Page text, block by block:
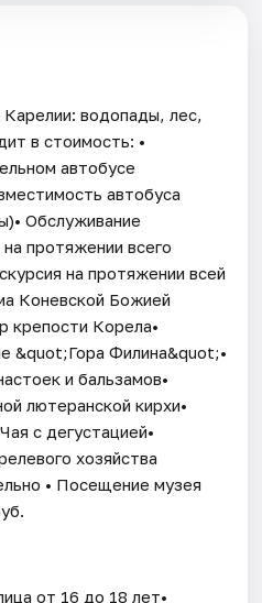
водопады, лес,
в стоимость: •
автобусе
автобуса
Обслуживание
протяжении всего
на протяжении всей
Коневской Божией
крепости Корела•
&quot;Гора Филина&quot;•
и бальзамов•
лютеранской кирхи•
с дегустацией•
хозяйства
• Посещение музея
от 16 до 18 лет•